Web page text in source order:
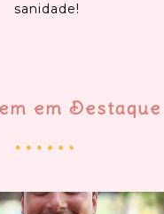
sanidade!
em Destaque